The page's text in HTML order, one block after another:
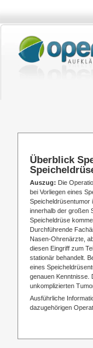
springen
Überblick
Auszug: Die
bei Vorliegen eines
Speicheldrüsentumor
innerhalb der großen
Speicheldrüse
Durchführende
Nasen-Ohrenärzte,
diesen Eingriff zum
stationär behandelt.
eines
genauen Kenntnisse.
unkomplizierten
Ausführliche
dazugehörigen